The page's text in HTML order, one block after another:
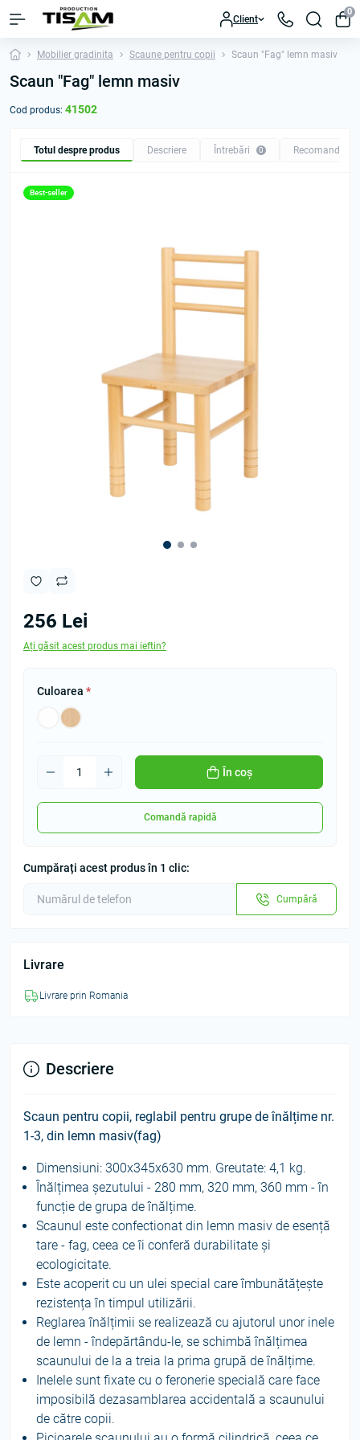
Client
0
Mobilier gradinita Scaune pentru copii Scaun "Fag" lemn masiv
Scaun "Fag" lemn masiv
Cod produs: 41502
Totul despre produs Descriere Întrebări 0 Recomandăm
Best-seller
256 Lei
Ați găsit acest produs mai ieftin?
Culoarea *
În coș
Comandă rapidă
Cumpărați acest produs în 1 clic:
Cumpără
Livrare
Livrare prin Romania
Descriere
Scaun pentru copii, reglabil pentru grupe de înălțime nr.
1-3, din lemn masiv(fag)
Dimensiuni: 300x345x630 mm. Greutate: 4,1 kg.
Înălțimea șezutului - 280 mm, 320 mm, 360 mm - în
funcție de grupa de înălțime.
Scaunul este confectionat din lemn masiv de esență
tare - fag, ceea ce îi conferă durabilitate și
ecologicitate.
Este acoperit cu un ulei special care îmbunătățește
rezistența în timpul utilizării.
Reglarea înălțimii se realizează cu ajutorul unor inele
de lemn - îndepărtându-le, se schimbă înălțimea
scaunului de la a treia la prima grupă de înălțime.
Inelele sunt fixate cu o feronerie specială care face
imposibilă dezasamblarea accidentală a scaunului
de către copii.